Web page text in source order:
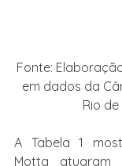
Fonte:
em dados da
Rio
A Tabela 1
Motta atuaram